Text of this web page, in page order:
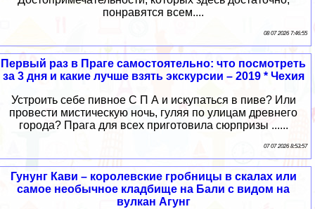
понравятся всем....
08 07 2026 7:46:55
Первый раз в Праге самостоятельно: что посмотреть
за 3 дня и какие лучше взять экскурсии – 2019 * Чехия
Устроить себе пивное С П А и искупаться в пиве? Или
провести мистическую ночь, гуляя по улицам древнего
города? Прага для всех приготовила сюрпризы ......
07 07 2026 8:53:57
Гунунг Кави – королевские гробницы в скалах или
самое необычное кладбище на Бали с видом на
вулкан Агунг